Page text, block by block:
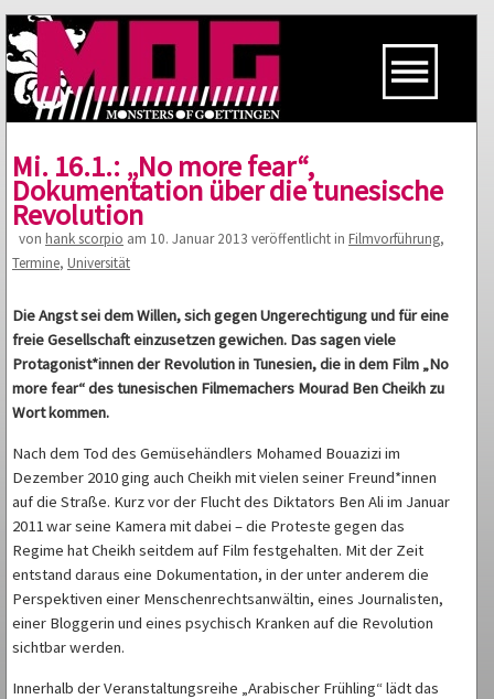
Mi. 16.1.: „No more fear“,
Dokumentation über die tunesische
Revolution
von hank scorpio am 10. Januar 2013 veröffentlicht in Filmvorführung,
Termine, Universität
Die Angst sei dem Willen, sich gegen Ungerechtigung und für eine
freie Gesellschaft einzusetzen gewichen. Das sagen viele
Protagonist*innen der Revolution in Tunesien, die in dem Film „No
more fear“ des tunesischen Filmemachers Mourad Ben Cheikh zu
Wort kommen.
Nach dem Tod des Gemüsehändlers Mohamed Bouazizi im
Dezember 2010 ging auch Cheikh mit vielen seiner Freund*innen
auf die Straße. Kurz vor der Flucht des Diktators Ben Ali im Januar
2011 war seine Kamera mit dabei – die Proteste gegen das
Regime hat Cheikh seitdem auf Film festgehalten. Mit der Zeit
entstand daraus eine Dokumentation, in der unter anderem die
Perspektiven einer Menschenrechtsanwältin, eines Journalisten,
einer Bloggerin und eines psychisch Kranken auf die Revolution
sichtbar werden.
Innerhalb der Veranstaltungsreihe „Arabischer Frühling“ lädt das